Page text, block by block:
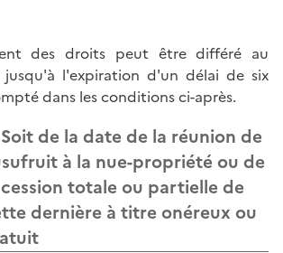
des droits peut être différé au
jusqu'à l'expiration d'un délai de six
dans les conditions ci-après.
de la date de la réunion de
à la nue-propriété ou de
totale ou partielle de
dernière à titre onéreux ou